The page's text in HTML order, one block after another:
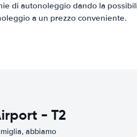
di autonoleggio dando la
a un prezzo conveniente.
- T2
abbiamo